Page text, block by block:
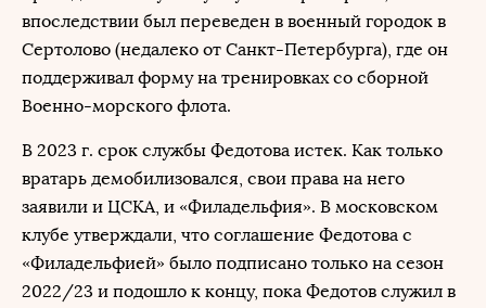
впоследствии был переведен в военный городок в
Сертолово (недалеко от Санкт-Петербурга), где он
поддерживал форму на тренировках со сборной
Военно-морского флота.
В 2023 г. срок службы Федотова истек. Как только
вратарь демобилизовался, свои права на него
заявили и ЦСКА, и «Филадельфия». В московском
клубе утверждали, что соглашение Федотова с
«Филадельфией» было подписано только на сезон
2022/23 и подошло к концу, пока Федотов служил в